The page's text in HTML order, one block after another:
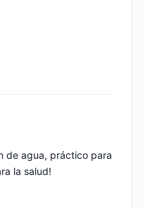
de agua, práctico para
la salud!